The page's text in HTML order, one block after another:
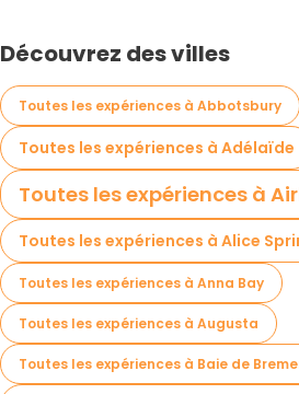
Découvrez des villes
Toutes les expériences à Abbotsbury
Toutes les expériences à Adélaïde
Toutes les expériences à
Toutes les expériences à Alice
Toutes les expériences à Anna Bay
Toutes les expériences à Augusta
Toutes les expériences à Baie de